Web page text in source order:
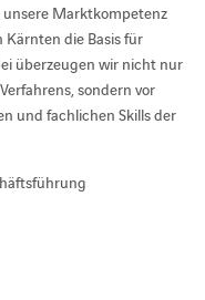
Marktkompetenz
die Basis für
überzeugen wir nicht nur
sondern vor
und fachlichen Skills der